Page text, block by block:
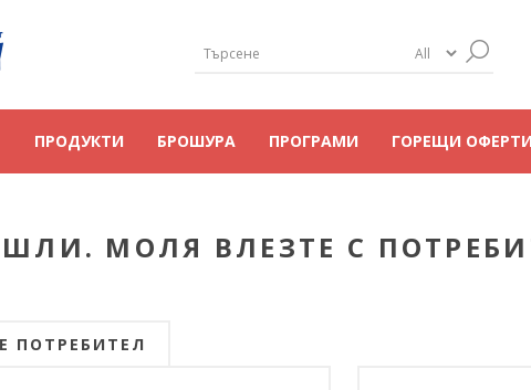
ПРОДУКТИ БРОШУРА ПРОГРАМИ ГОРЕЩИ ОФЕРТИ
МОЛЯ ВЛЕЗТЕ С
ПОТРЕБИТЕЛ